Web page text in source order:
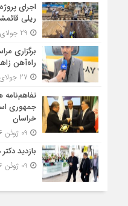
اجرای
ریلی
برگزاری
راه‌آهن
جمهوری
خراسان
بازدید